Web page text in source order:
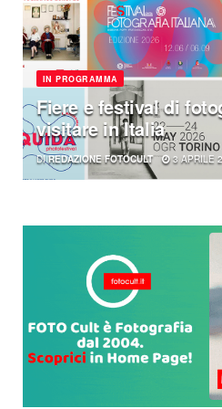
IN PROGRAMMA
Fiere e festival di
visitare in Italia
DI REDAZIONE FOTOCULT 3 APRILE